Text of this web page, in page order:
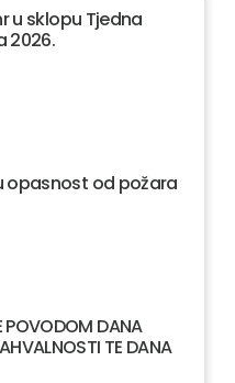
u sklopu Tjedna
2026.
opasnost od požara
POVODOM DANA
TE DANA